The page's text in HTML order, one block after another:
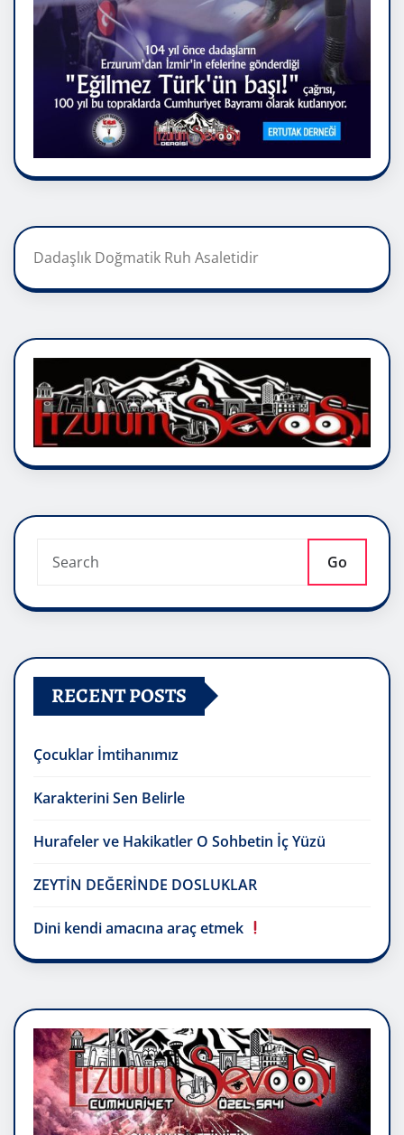
Dadaşlık Doğmatik Ruh Asaletidir
Go
RECENT POSTS
Çocuklar İmtihanımız
Karakterini Sen Belirle
Hurafeler ve Hakikatler O Sohbetin İç Yüzü
ZEYTİN DEĞERİNDE DOSLUKLAR
Dini kendi amacına araç etmek